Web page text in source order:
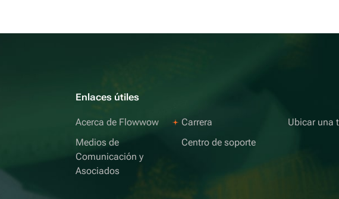
Enlaces útiles
Acerca de Flowwow
Medios de
Comunicación y
Asociados
Carrera
Centro de soporte
Ubicar una